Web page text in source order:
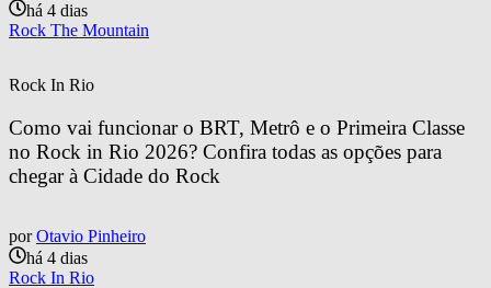
há 4 dias
Rock The Mountain
Rock In Rio
Como vai funcionar o BRT, Metrô e o Primeira Classe
no Rock in Rio 2026? Confira todas as opções para
chegar à Cidade do Rock
por Otavio Pinheiro
há 4 dias
Rock In Rio